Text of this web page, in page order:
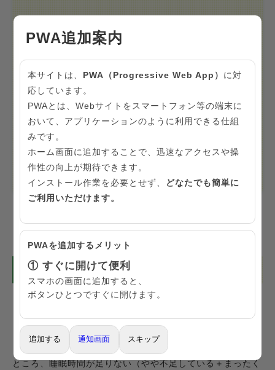
例年どおり検診・健診を受けて良いか迷っている。
今の健康状態に不安はない。
今、できること
東京都民の生活習慣に関する状況
「こころ・睡眠」
普段の睡眠時間の充足感について20歳以上の都民に聞いた
ところ、睡眠時間が足りない（やや不足している＋まったく
PWA追加案内
本サイトは、 PWA（Progressive Web App） に対
応しています。
PWAとは、Webサイトをスマートフォン等の端末に
おいて、アプリケーションのように利用できる仕組
みです。
ホーム画面に追加することで、迅速なアクセスや操
作性の向上が期待できます。
インストール作業を必要とせず、 どなたでも簡単に
ご利用いただけます。
PWAを追加するメリット
① すぐに開けて便利
スマホの画面に追加すると、
ボタンひとつですぐに開けます。
追加する 通知画面 スキップ